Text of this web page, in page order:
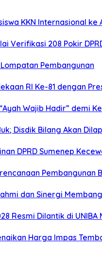
KKN Internasional ke
Verifikasi 208 Pokir
Pembangunan
RI Ke-81 dengan
Wajib Hadir” demi
Disdik Bilang Akan
DPRD Sumenep
Pembangunan
dan Sinergi
Resmi Dilantik di UNIBA
Harga Impas